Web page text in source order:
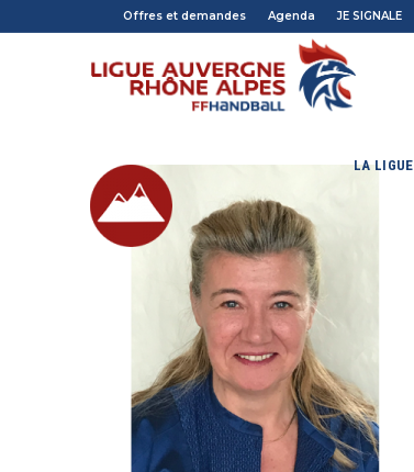
Offres et demandes Agenda JE SIGNALE
LA LIGUE